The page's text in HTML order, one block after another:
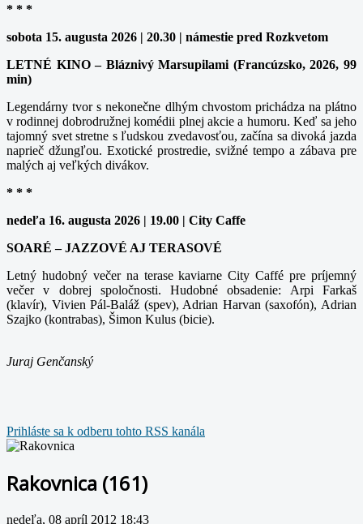
* * *
sobota 15. augusta 2026 | 20.30 | námestie pred Rozkvetom
LETNÉ KINO – Bláznivý Marsupilami (Francúzsko, 2026, 99
min)
Legendárny tvor s nekonečne dlhým chvostom prichádza na plátno
v rodinnej dobrodružnej komédii plnej akcie a humoru. Keď sa jeho
tajomný svet stretne s ľudskou zvedavosťou, začína sa divoká jazda
naprieč džungľou. Exotické prostredie, svižné tempo a zábava pre
malých aj veľkých divákov.
* * *
nedeľa 16. augusta 2026 | 19.00 | City Caffe
SOARÉ – JAZZOVÉ AJ TERASOVÉ
Letný hudobný večer na terase kaviarne City Caffé pre príjemný
večer v dobrej spoločnosti. Hudobné obsadenie: Arpi Farkaš
(klavír), Vivien Pál-Baláž (spev), Adrian Harvan (saxofón), Adrian
Szajko (kontrabas), Šimon Kulus (bicie).
Juraj Genčanský
Prihláste sa k odberu tohto RSS kanála
Rakovnica (161)
nedeľa, 08 apríl 2012 18:43